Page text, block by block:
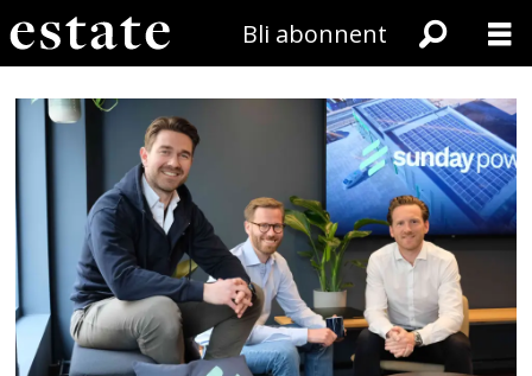
Bli abonnent